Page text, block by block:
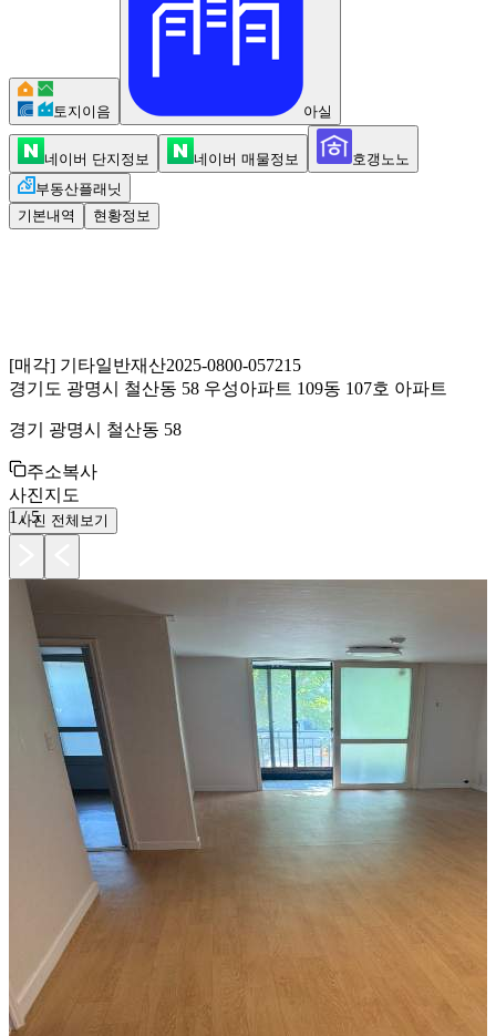
토지이음 아실
네이버 단지정보 네이버 매물정보
호갱노노
부동산플래닛
기본내역
현황정보
[매각] 기타일반재산2025-0800-057215
경기도 광명시 철산동 58 우성아파트 109동 107호 아파트
경기 광명시 철산동 58
주소복사
사진지도
1 /5
사진 전체보기